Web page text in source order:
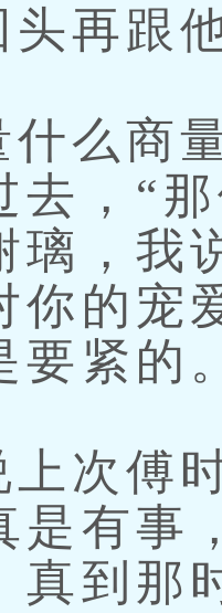
再跟
么商
去，“
璃，我
你的宠
要紧的
次傅
是有事
真到那